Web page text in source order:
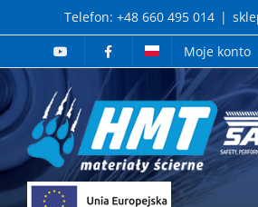
to
Telefon: +48 660 495 014 |
Moje konto